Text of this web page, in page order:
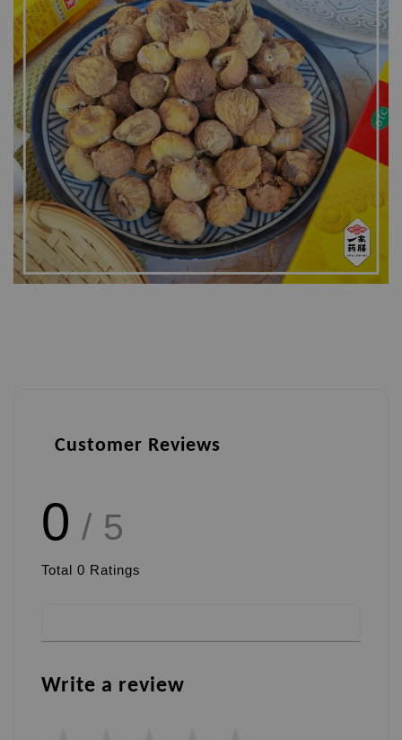
Customer Reviews
0 / 5
Total 0 Ratings
Write a review